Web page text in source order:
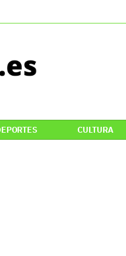
CULTURA